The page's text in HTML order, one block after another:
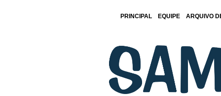
PRINCIPAL EQUIPE ARQUIVO